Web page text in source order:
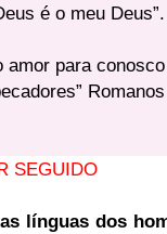
é o meu
amor para
SEGUIDO
línguas dos